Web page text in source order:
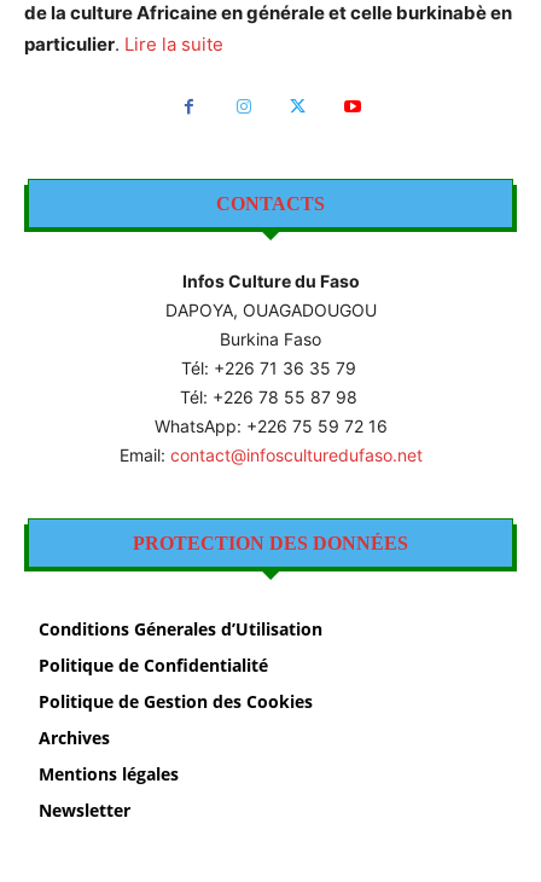
de la culture Africaine en générale et celle burkinabè en
particulier. Lire la suite
CONTACTS
Infos Culture du Faso
DAPOYA, OUAGADOUGOU
Burkina Faso
Tél: +226 71 36 35 79
Tél: +226 78 55 87 98
WhatsApp: +226 75 59 72 16
Email: contact@infosculturedufaso.net
PROTECTION DES DONNÉES
Conditions Génerales d’Utilisation
Politique de Confidentialité
Politique de Gestion des Cookies
Archives
Mentions légales
Newsletter